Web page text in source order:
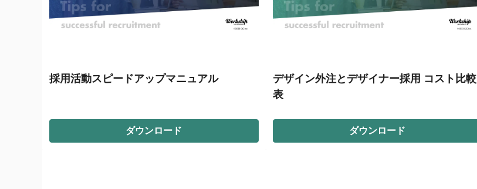
採用活動スピードアップマニュアル
ダウンロード
デザイン外注とデザイナー採用 コスト比較
表
ダウンロード